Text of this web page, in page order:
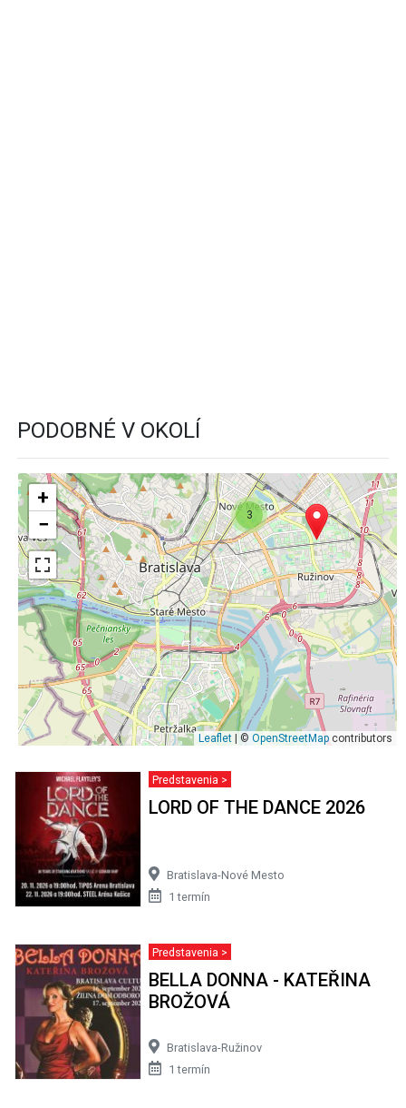
PODOBNÉ V OKOLÍ
3
+
−
Leaflet | © OpenStreetMap contributors
Predstavenia >
LORD OF THE DANCE 2026
Bratislava-Nové Mesto
1 termín
Predstavenia >
BELLA DONNA - KATEŘINA
BROŽOVÁ
Bratislava-Ružinov
1 termín